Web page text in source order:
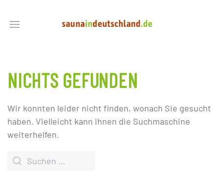
NICHTS GEFUNDEN
Wir konnten leider nicht finden, wonach Sie gesucht
haben. Vielleicht kann Ihnen die Suchmaschine
weiterhelfen.